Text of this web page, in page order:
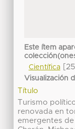
Este ítem
Científica
Visualización
Título
Turismo
renovada en
emergentes